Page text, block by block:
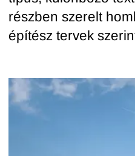
részben szerelt
építész tervek